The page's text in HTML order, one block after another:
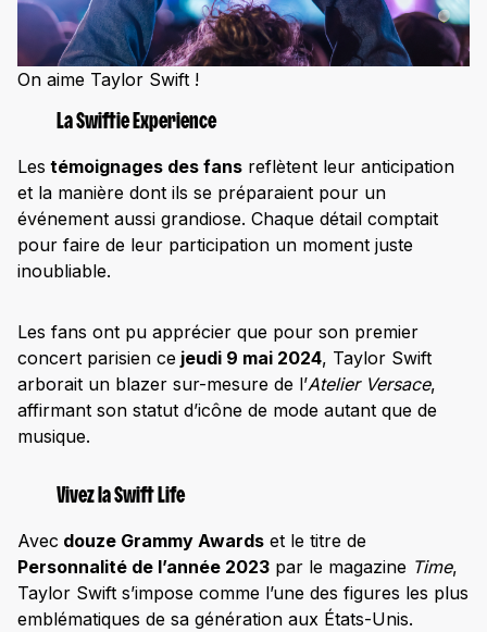
On aime Taylor Swift !
La Swiftie Experience
Les témoignages des fans reflètent leur anticipation
et la manière dont ils se préparaient pour un
événement aussi grandiose. Chaque détail comptait
pour faire de leur participation un moment juste
inoubliable.
Les fans ont pu apprécier que pour son premier
concert parisien ce jeudi 9 mai 2024, Taylor Swift
arborait un blazer sur-mesure de l’Atelier Versace,
affirmant son statut d’icône de mode autant que de
musique.
Vivez la Swift Life
Avec douze Grammy Awards et le titre de
Personnalité de l’année 2023 par le magazine Time,
Taylor Swift s’impose comme l’une des figures les plus
emblématiques de sa génération aux États-Unis.